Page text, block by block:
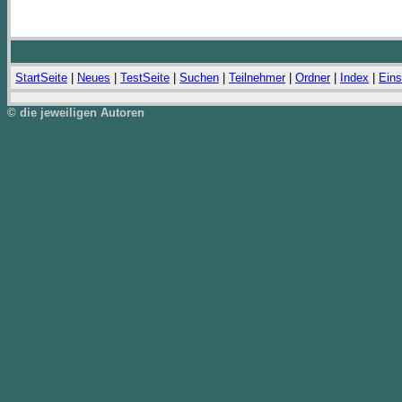
StartSeite Neues TestSeite Suchen Teilnehmer| Ordner| Index
© die jeweiligen Autoren